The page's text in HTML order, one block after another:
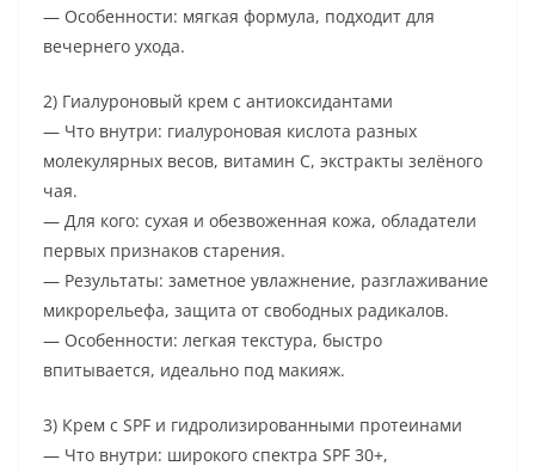
— Особенности: мягкая формула, подходит для
вечернего ухода.
2) Гиалуроновый крем с антиоксидантами
— Что внутри: гиалуроновая кислота разных
молекулярных весов, витамин C, экстракты зелёного
чая.
— Для кого: сухая и обезвоженная кожа, обладатели
первых признаков старения.
— Результаты: заметное увлажнение, разглаживание
микрорельефа, защита от свободных радикалов.
— Особенности: легкая текстура, быстро
впитывается, идеально под макияж.
3) Крем с SPF и гидролизированными протеинами
— Что внутри: широкого спектра SPF 30+,